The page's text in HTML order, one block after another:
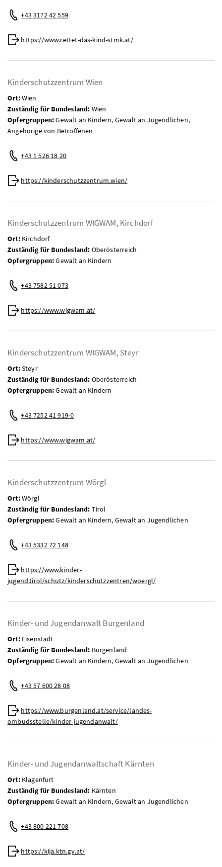
Telefon:
+43 3172 42 559
Web:
https://www.rettet-das-kind-stmk.at/
Kinderschutzzentrum Wien
Ort:Wien
Zuständig für Bundesland: Wien
Opfergruppen:Gewalt an Kindern, Gewalt an Jugendlichen,
Angehörige von Betroffenen
Telefon:
+43 1 526 18 20
Web:
https://kinderschutzzentrum.wien/
Kinderschutzzentrum WIGWAM, Kirchdorf
Ort:Kirchdorf
Zuständig für Bundesland: Oberösterreich
Opfergruppen:Gewalt an Kindern
Telefon:
+43 7582 51 073
Web:
https://www.wigwam.at/
Kinderschutzzentrum WIGWAM, Steyr
Ort:Steyr
Zuständig für Bundesland: Oberösterreich
Opfergruppen:Gewalt an Kindern
Telefon:
+43 7252 41 919-0
Web:
https://www.wigwam.at/
Kinderschutzzentrum Wörgl
Ort:Wörgl
Zuständig für Bundesland: Tirol
Opfergruppen:Gewalt an Kindern, Gewalt an Jugendlichen
Telefon:
+43 5332 72 148
Web:
https://www.kinder-
jugend.tirol/schutz/kinderschutzzentren/woergl/
Kinder- und Jugendanwalt Burgenland
Ort:Eisenstadt
Zuständig für Bundesland: Burgenland
Opfergruppen:Gewalt an Kindern, Gewalt an Jugendlichen
Telefon:
+43 57 600 28 08
Web:
https://www.burgenland.at/service/landes-
ombudsstelle/kinder-jugendanwalt/
Kinder- und Jugendanwaltschaft Kärnten
Ort:Klagenfurt
Zuständig für Bundesland: Kärnten
Opfergruppen:Gewalt an Kindern, Gewalt an Jugendlichen
Telefon:
+43 800 221 708
Web:
https://kija.ktn.gv.at/